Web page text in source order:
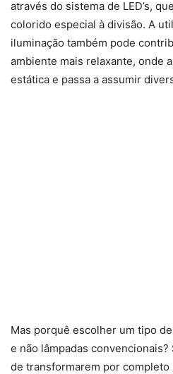
através do sistema de LED’s,
colorido especial à divisão. A
iluminação também pode
ambiente mais relaxante, onde
estática e passa a assumir
Mas porquê escolher um tipo de
e não lâmpadas
de transformarem por completo